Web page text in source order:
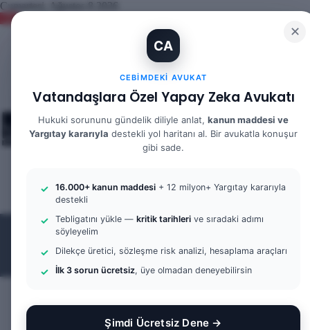
✕
CA
CEBIMDEKI AVUKAT
Vatandaşlara Özel Yapay Zeka Avukatı
Hukuki sorununu gündelik diliyle anlat, kanun maddesi ve
Yargıtay kararıyla destekli yol haritanı al. Bir avukatla konuşur
gibi sade.
16.000+ kanun maddesi + 12 milyon+ Yargıtay kararıyla
destekli
Tebligatını yükle — kritik tarihleri ve sıradaki adımı
söyleyelim
Dilekçe üretici, sözleşme risk analizi, hesaplama araçları
İlk 3 sorun ücretsiz, üye olmadan deneyebilirsin
Şimdi Ücretsiz Dene →
Cumartesi, Ağustos 8 2026
X
Arama
yap
...
yap
Kayıt
BILGI BANKASI
Borçlar Hukuku